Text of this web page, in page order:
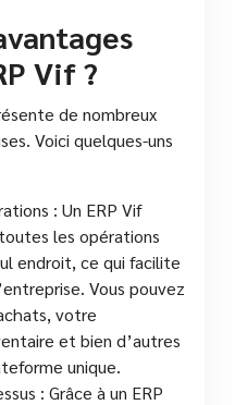
Vif ?
de nombreux
Voici quelques-uns
: Un ERP Vif
les opérations
endroit, ce qui facilite
Vous pouvez
votre
et bien d’autres
unique.
: Grâce à un ERP